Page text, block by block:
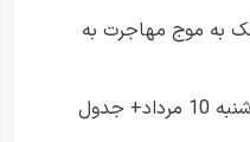
به موج مهاجرت به
جدول